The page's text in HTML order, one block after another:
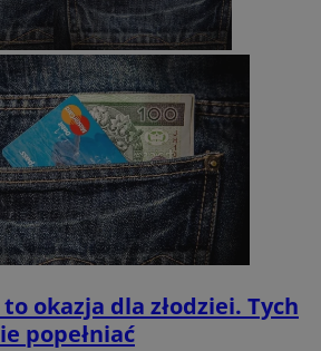
okazja dla złodziei. Tych
popełniać